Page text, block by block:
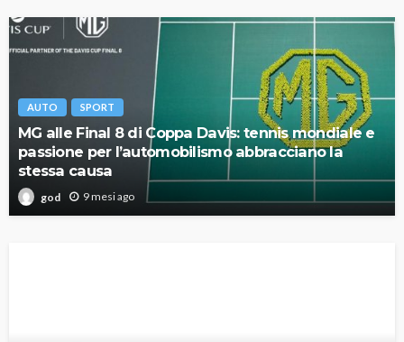
AUTO SPORT
MG alle Final 8 di Coppa Davis: tennis mondiale e
passione per l’automobilismo abbracciano la
stessa causa
god 9 mesi ago